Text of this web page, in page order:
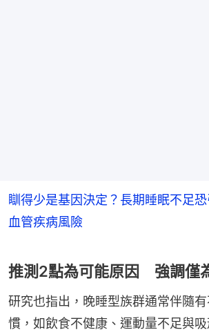
瞓得少是基因決定？長期睡眠不足
血管疾病風險
推測2點為可能原因 強調僅
研究也指出，晚睡型族群通常伴隨
慣，如飲食不健康、運動量不足與